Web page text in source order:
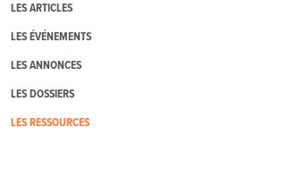
LES ARTICLES
LES ÉVÉNEMENTS
LES ANNONCES
LES DOSSIERS
LES RESSOURCES